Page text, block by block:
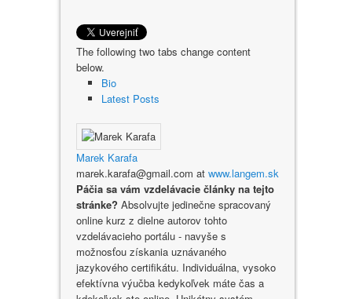
The following two tabs change content
below.
Bio
Latest Posts
Marek Karafa
marek.karafa@gmail.com at www.langem.sk
Páčia sa vám vzdelávacie články na tejto
stránke? Absolvujte jedinečne spracovaný
online kurz z dielne autorov tohto
vzdelávacieho portálu - navyše s
možnosťou získania uznávaného
jazykového certifikátu. Individuálna, vysoko
efektívna výučba kedykoľvek máte čas a